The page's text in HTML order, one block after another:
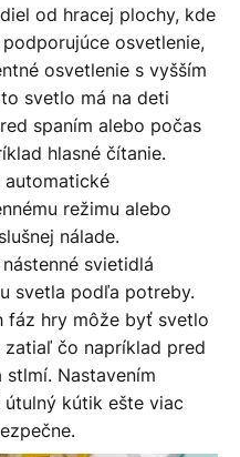
od hracej plochy, kde
osvetlenie,
osvetlenie s vyšším
svetlo má na deti
spaním alebo počas
hlasné čítanie.
automatické
režimu alebo
nálade.
svietidlá
svetla podľa potreby.
fáz hry môže byť svetlo
zatiaľ čo napríklad pred
Nastavením
kútik ešte viac